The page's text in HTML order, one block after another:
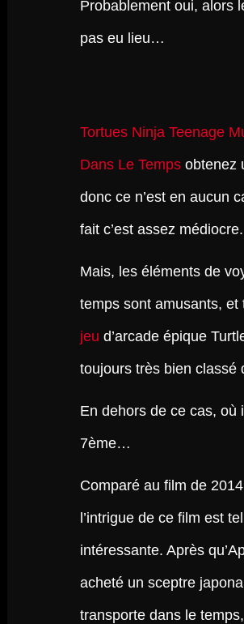
Probablement oui, alors
pas eu lieu…
Tortues Ninja Teenage
Dans Le Temps obtenez
donc ce n’est en aucun
fait c’est assez médiocre.
Mais, les éléments de
temps sont amusants, et
jeu d’arcade épique
toujours très bien classé
En dehors de ce cas, où
7ème…
Comparé au film de
l’intrigue de ce film est
intéressante. Après
acheté un sceptre
transporte dans le